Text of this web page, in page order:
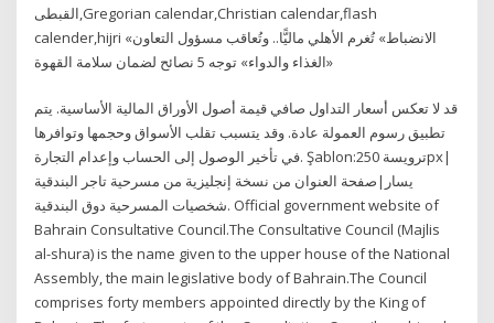
القبطى,Gregorian calendar,Christian calendar,flash
calender,hijri «الانضباط» تُغرم الأهلي ماليًّا.. وتُعاقب مسؤول التعاون
«الغذاء والدواء» توجه 5 نصائح لضمان سلامة القهوة
قد لا تعكس أسعار التداول صافي قيمة أصول الأوراق المالية الأساسية. يتم
تطبيق رسوم العمولة عادة. وقد يتسبب تقلب الأسواق وحجمها وتوافرها
في تأخير الوصول إلى الحساب وإعدام التجارة. Şablon:ترويسة 250px|
يسار|صفحة العنوان من نسخة إنجليزية من مسرحية تاجر البندقية
شخصيات المسرحية دوق البندقية. Official government website of
Bahrain Consultative Council.The Consultative Council (Majlis
al-shura) is the name given to the upper house of the National
Assembly, the main legislative body of Bahrain.The Council
comprises forty members appointed directly by the King of